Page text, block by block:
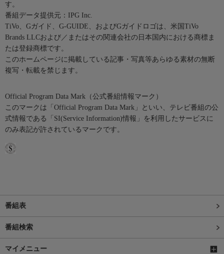
す。
番組データ提供元：IPG Inc.
TiVo、Gガイド、G-GUIDE、およびGガイドロゴは、米国TiVo
Brands LLCおよび／またはその関連会社の日本国内における商標ま
たは登録商標です。
このホームページに掲載している記事・写真等あらゆる素材の無断
複写・転載を禁じます。
Official Program Data Mark（公式番組情報マーク）
このマークは「Official Program Data Mark」といい、テレビ番組の公
式情報である「SI(Service Information)情報」を利用したサービスに
のみ表記が許されているマークです。
番組表
番組検索
マイメニュー